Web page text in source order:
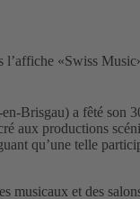
«Swiss
Brisgau) a fêté son
aux productions
qu’une telle
et des